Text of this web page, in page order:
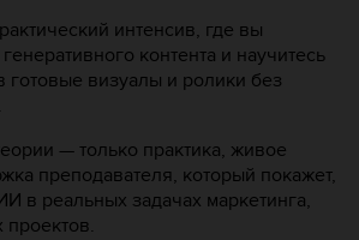
интенсив, где вы
контента и научитесь
готовые визуалы и ролики без
— только практика, живое
преподавателя, который покажет,
в реальных задачах маркетинга,
проектов.